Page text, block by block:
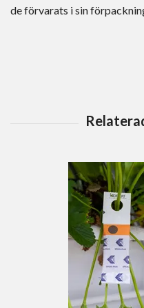
de förvarats i sin